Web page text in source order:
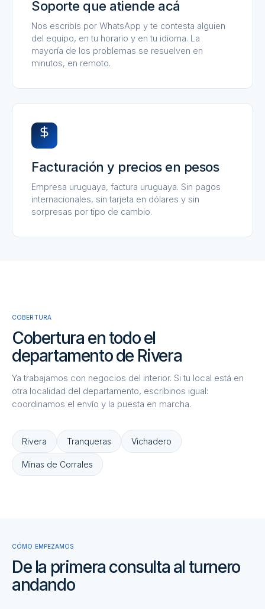
Soporte que atiende acá
Nos escribís por WhatsApp y te contesta alguien
del equipo, en tu horario y en tu idioma. La
mayoría de los problemas se resuelven en
minutos, en remoto.
Facturación y precios en pesos
Empresa uruguaya, factura uruguaya. Sin pagos
internacionales, sin tarjeta en dólares y sin
sorpresas por tipo de cambio.
COBERTURA
Cobertura en todo el
departamento de Rivera
Ya trabajamos con negocios del interior. Si tu local está en
otra localidad del departamento, escribinos igual:
coordinamos el envío y la puesta en marcha.
Rivera Tranqueras Vichadero
Minas de Corrales
CÓMO EMPEZAMOS
De la primera consulta al turnero
andando